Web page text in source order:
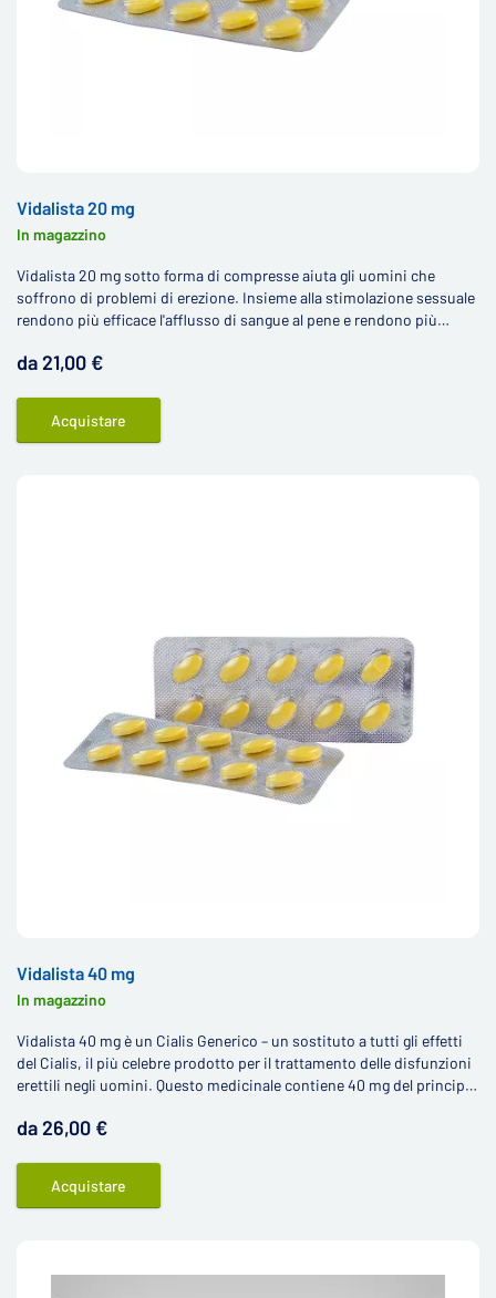
Vidalista 20 mg
In magazzino
Vidalista 20 mg sotto forma di compresse aiuta gli uomini che
soffrono di problemi di erezione. Insieme alla stimolazione sessuale
rendono più efficace l'afflusso di sangue al pene e rendono più
da 21,00 €
Acquistare
Vidalista 40 mg
In magazzino
Vidalista 40 mg è un Cialis Generico – un sostituto a tutti gli effetti
del Cialis, il più celebre prodotto per il trattamento delle disfunzioni
erettili negli uomini. Questo medicinale contiene 40 mg del principio
da 26,00 €
Acquistare